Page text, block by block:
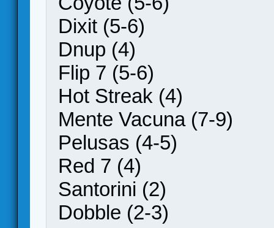
Dixit (5-6)
Dnup (4)
Flip 7 (5-6)
Hot Streak (4)
Mente Vacuna (7-9)
Pelusas (4-5)
Red 7 (4)
Santorini (2)
Dobble (2-3)